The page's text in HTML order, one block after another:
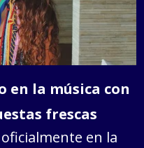
en la música con
frescas
en la